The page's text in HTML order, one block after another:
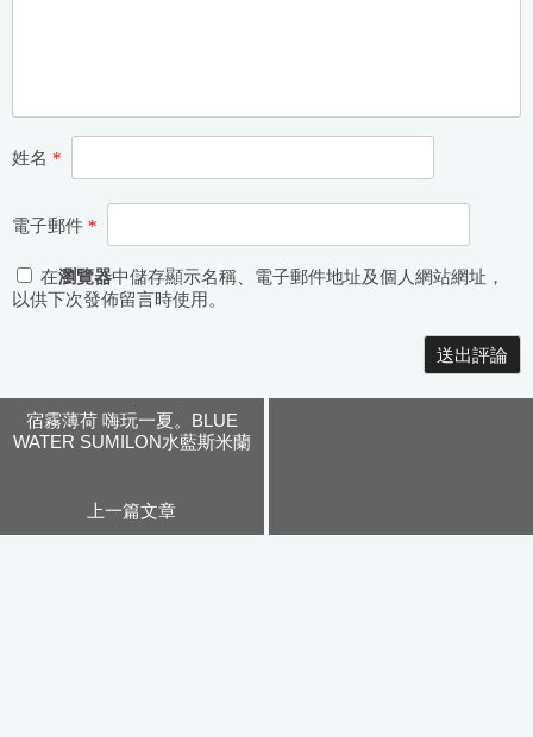
姓名 *
電子郵件 *
在瀏覽器中儲存顯示名稱、電子郵件地址及個人網站網址，
以供下次發佈留言時使用。
宿霧薄荷 嗨玩一夏。BLUE
WATER SUMILON水藍斯米蘭
上一篇文章